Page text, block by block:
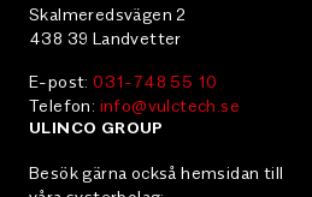
Skalmeredsvägen 2
438 39 Landvetter
E-post:031-748 55 10
Telefon: info@vulctech.se
ULINCO GROUP
Besök gärna också hemsidan till